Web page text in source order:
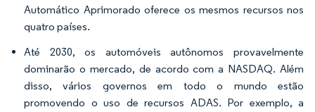
Automático Aprimorado oferece os mesmos recursos nos
quatro países.
Até 2030, os automóveis autônomos provavelmente
dominarão o mercado, de acordo com a NASDAQ. Além
disso, vários governos em todo o mundo estão
promovendo o uso de recursos ADAS. Por exemplo, a